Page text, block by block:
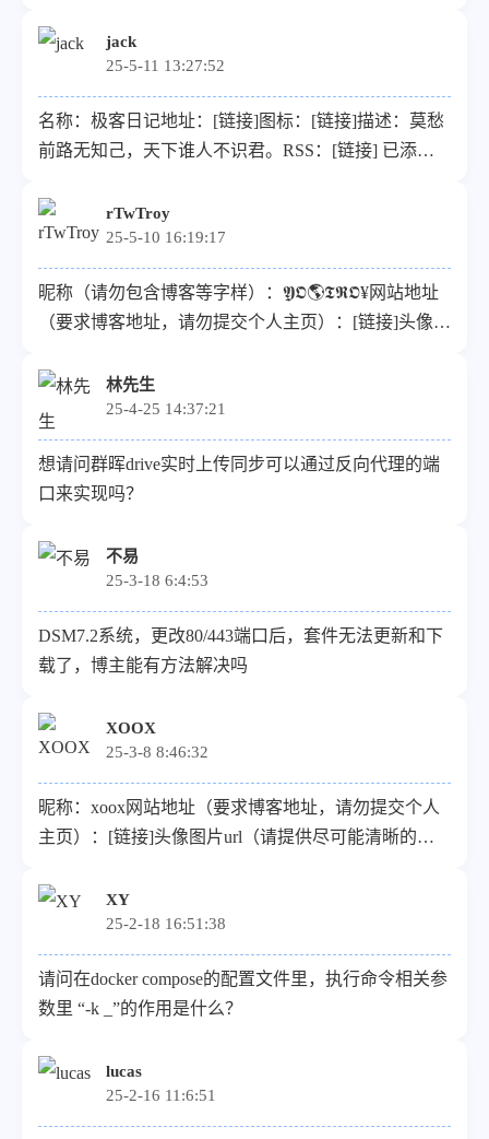
jack
25-5-11 13:27:52
名称：极客日记地址：[链接]图标：[链接]描述：莫愁
前路无知己，天下谁人不识君。RSS：[链接] 已添加
rTwTroy
25-5-10 16:19:17
昵称（请勿包含博客等字样）：𝖄𝕺🌎𝕿𝕽𝕺¥网站地址
（要求博客地址，请勿提交个人主页）：[链接]头像图
𝖒𝖆𝖌𝖎𝖈
林先生
25-4-25 14:37:21
想请问群晖drive实时上传同步可以通过反向代理的端
口来实现吗？
不易
25-3-18 6:4:53
DSM7.2系统，更改80/443端口后，套件无法更新和下
载了，博主能有方法解决吗
XOOX
25-3-8 8:46:32
昵称：xoox网站地址（要求博客地址，请勿提交个人
主页）：[链接]头像图片url（请提供尽可能清晰的图
欢迎来分享日常
XY
25-2-18 16:51:38
请问在docker compose的配置文件里，执行命令相关参
数里 “-k _”的作用是什么？
lucas
25-2-16 11:6:51